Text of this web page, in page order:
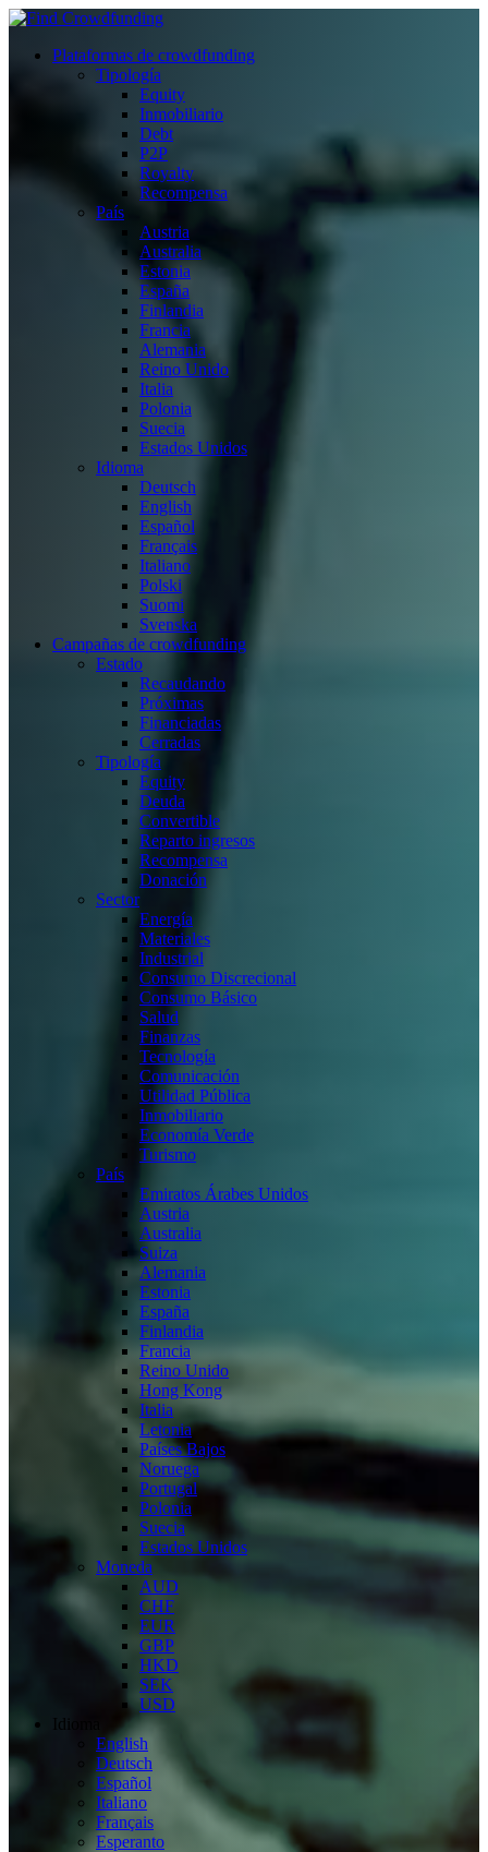
Plataformas de crowdfunding
Tipología
Equity
Inmobiliario
Debt
P2P
Royalty
Recompensa
País
Austria
Australia
Estonia
España
Finlandia
Francia
Alemania
Reino Unido
Italia
Polonia
Suecia
Estados Unidos
Idioma
Deutsch
English
Español
Français
Italiano
Polski
Suomi
Svenska
Campañas de crowdfunding
Estado
Recaudando
Próximas
Financiadas
Cerradas
Tipología
Equity
Deuda
Convertible
Reparto ingresos
Recompensa
Donación
Sector
Energía
Materiales
Industrial
Consumo Discrecional
Consumo Básico
Salud
Finanzas
Tecnología
Comunicación
Utilidad Pública
Inmobiliario
Economía Verde
Turismo
País
Emiratos Árabes Unidos
Austria
Australia
Suiza
Alemania
Estonia
España
Finlandia
Francia
Reino Unido
Hong Kong
Italia
Letonia
Países Bajos
Noruega
Portugal
Polonia
Suecia
Estados Unidos
Moneda
AUD
CHF
EUR
GBP
HKD
SEK
USD
Idioma
English
Deutsch
Español
Italiano
Français
Esperanto